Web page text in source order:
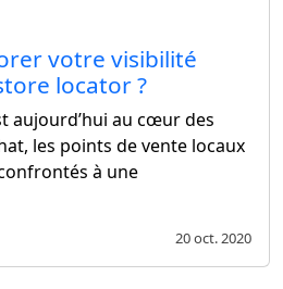
votre visibilité
locator ?
aujourd’hui au cœur des
les points de vente locaux
à une
20 oct. 2020